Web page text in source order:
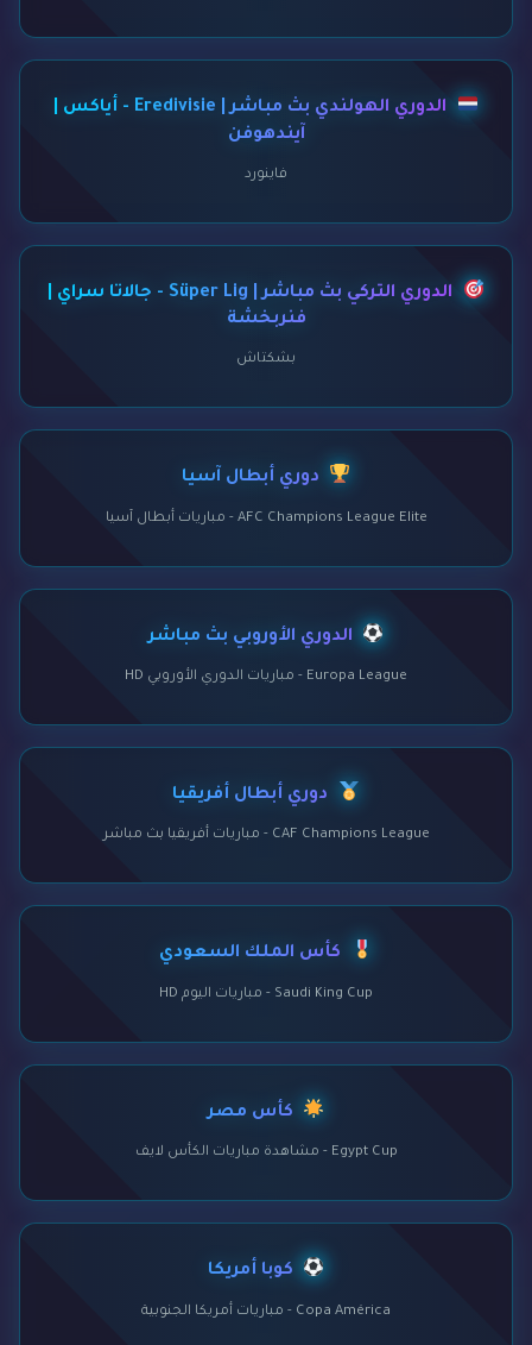
الدوري الهولندي بث مباشر | Eredivisie - أياكس |
آيندهوفن
فاينورد
الدوري التركي بث مباشر | Süper Lig - جالاتا سراي |
فنربخشة
بشكتاش
دوري أبطال آسيا
AFC Champions League Elite - مباريات أبطال آسيا
الدوري الأوروبي بث مباشر
Europa League - مباريات الدوري الأوروبي HD
دوري أبطال أفريقيا
CAF Champions League - مباريات أفريقيا بث مباشر
كأس الملك السعودي
Saudi King Cup - مباريات اليوم HD
كأس مصر
Egypt Cup - مشاهدة مباريات الكأس لايف
كوبا أمريكا
Copa América - مباريات أمريكا الجنوبية